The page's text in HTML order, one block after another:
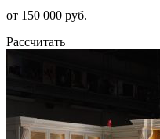
от 150 000 руб.
Рассчитать